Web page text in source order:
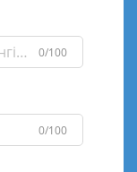
0/100
0/100